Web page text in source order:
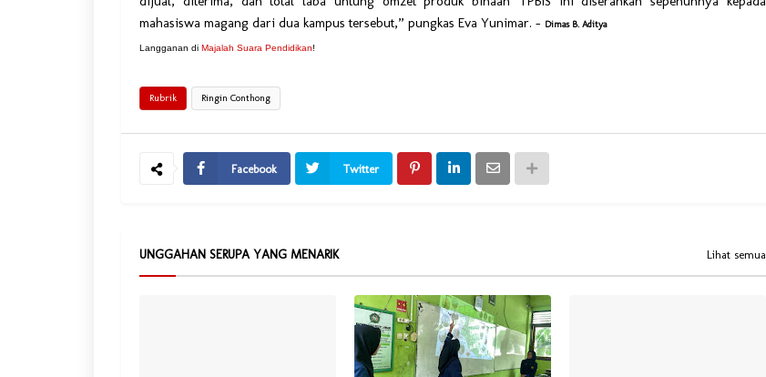
mahasiswa magang dari dua kampus tersebut,” pungkas Eva Yunimar. – Dimas B. Aditya
Langganan di Majalah Suara Pendidikan!
Rubrik Ringin Conthong
Facebook Twitter
UNGGAHAN SERUPA YANG MENARIK Lihat semua